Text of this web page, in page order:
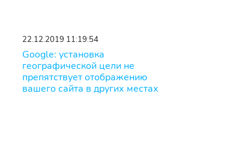
22.12.2019 11:19:54
Google: установка
географической цели не
препятствует отображению
вашего сайта в других местах